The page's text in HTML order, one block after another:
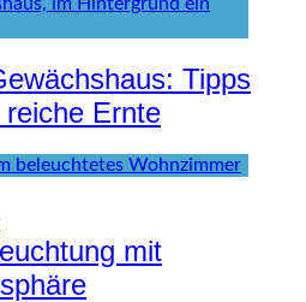
Tipps
Ernte
mit